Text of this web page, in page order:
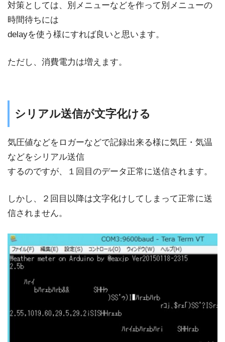
対策としては、別メニューなどを作って別メニューの
時間待ちには
delayを使う様にすれば良いと思います。
ただし、消費電力は増えます。
シリアル送信が文字化ける
気圧値などをロガーなどで記録出来る様に気圧・気温
などをシリアル送信
するのですが、１回目のデータ正常に送信されます。
しかし、２回目以降は文字化けしてしまって正常に送
信されません。